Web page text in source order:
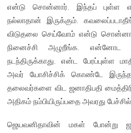
என்டு சொன்னார். இந்தப் புள்ள
நல்லாதான் இருக்கும்.
விடுதலை செய்வோம் என்டு
நினைச்சி அழுறீங்க. என்னோட
நடந்திருக்காது. என்ட பேரப்புள்ள
அவர் யோசிச்சிக் கொண்டே
தலைவர்களை விட ஜனாதிபதி
அதிகம் நம்பியிருப்பதை அவரது
ஜெயவனிதாவின் மகள் போன்று